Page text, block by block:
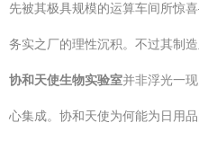
先被其极具规模的运算车间所惊
务实之厂的理性沉积。不过其制
协和天使生物实验室并非浮光一
心集成。协和天使为何能为日用